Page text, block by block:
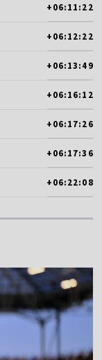
+06:11:22
+06:12:22
+06:13:49
+06:16:12
+06:17:26
+06:17:36
+06:22:08